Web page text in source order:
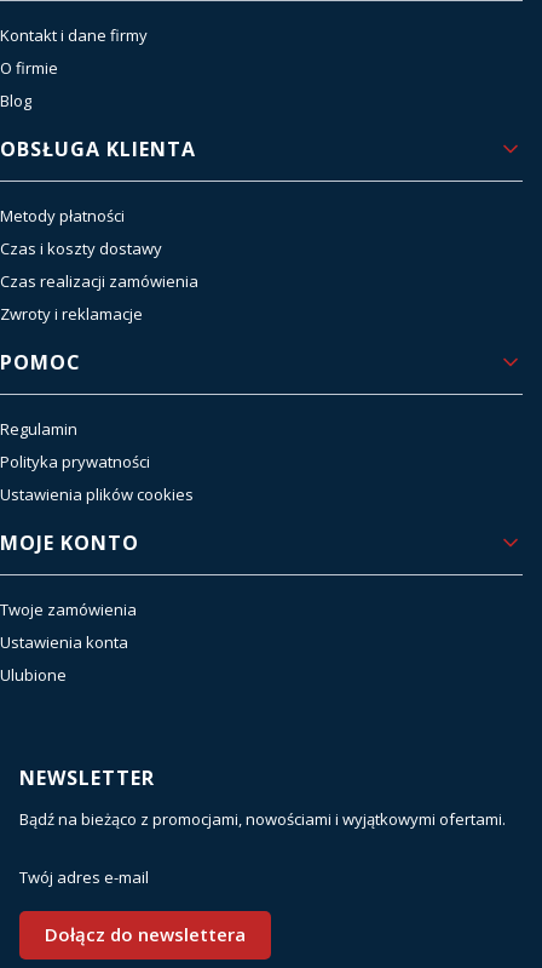
Kontakt i dane firmy
O firmie
Blog
OBSŁUGA KLIENTA
Metody płatności
Czas i koszty dostawy
Czas realizacji zamówienia
Zwroty i reklamacje
POMOC
Regulamin
Polityka prywatności
Ustawienia plików cookies
MOJE KONTO
Twoje zamówienia
Ustawienia konta
Ulubione
NEWSLETTER
Bądź na bieżąco z promocjami, nowościami i wyjątkowymi ofertami.
Twój adres e-mail
Dołącz do newslettera